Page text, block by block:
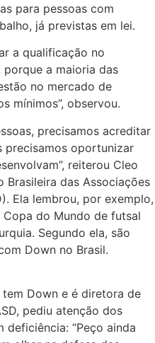
para pessoas com
já previstas em lei.
a qualificação no
a maioria das
no mercado de
mínimos”, observou.
precisamos acreditar
precisamos oportunizar
reiterou Cleo
Brasileira das Associações
. Ela lembrou, por exemplo,
do Mundo de futsal
Segundo ela, são
Down no Brasil.
Down e é diretora de
, pediu atenção dos
deficiência: “Peço ainda